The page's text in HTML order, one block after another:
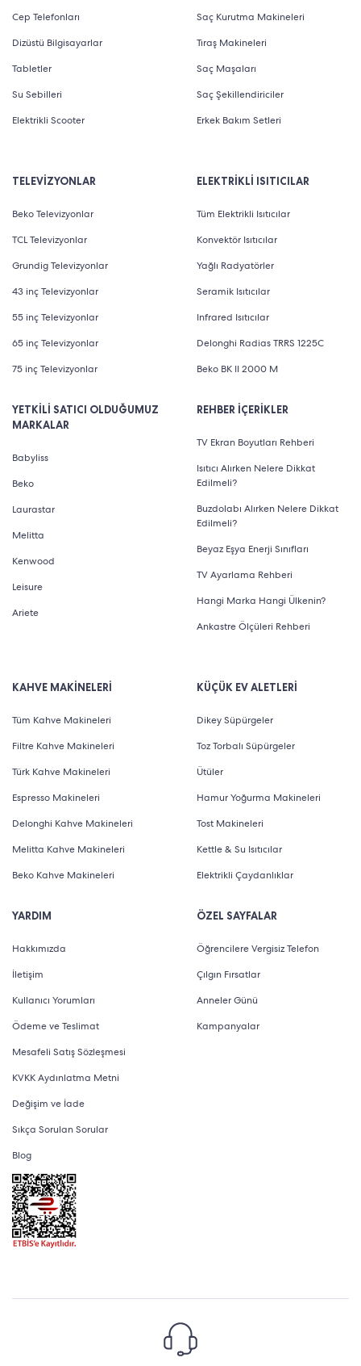
Cep Telefonları
Dizüstü Bilgisayarlar
Tabletler
Su Sebilleri
Elektrikli Scooter
Saç Kurutma Makineleri
Tıraş Makineleri
Saç Maşaları
Saç Şekillendiriciler
Erkek Bakım Setleri
TELEVİZYONLAR
Beko Televizyonlar
TCL Televizyonlar
Grundig Televizyonlar
43 inç Televizyonlar
55 inç Televizyonlar
65 inç Televizyonlar
75 inç Televizyonlar
YETKİLİ SATICI OLDUĞUMUZ
MARKALAR
Babyliss
Beko
Laurastar
Melitta
Kenwood
Leisure
Ariete
ELEKTRİKLİ ISITICILAR
Tüm Elektrikli Isıtıcılar
Konvektör Isıtıcılar
Yağlı Radyatörler
Seramik Isıtıcılar
Infrared Isıtıcılar
Delonghi Radias TRRS 1225C
Beko BK II 2000 M
REHBER İÇERİKLER
TV Ekran Boyutları Rehberi
Isıtıcı Alırken Nelere Dikkat
Edilmeli?
Buzdolabı Alırken Nelere Dikkat
Edilmeli?
Beyaz Eşya Enerji Sınıfları
TV Ayarlama Rehberi
Hangi Marka Hangi Ülkenin?
Ankastre Ölçüleri Rehberi
KAHVE MAKİNELERİ
Tüm Kahve Makineleri
Filtre Kahve Makineleri
Türk Kahve Makineleri
Espresso Makineleri
Delonghi Kahve Makineleri
Melitta Kahve Makineleri
Beko Kahve Makineleri
YARDIM
Hakkımızda
İletişim
Kullanıcı Yorumları
Ödeme ve Teslimat
Mesafeli Satış Sözleşmesi
KVKK Aydınlatma Metni
Değişim ve İade
Sıkça Sorulan Sorular
Blog
KÜÇÜK EV ALETLERİ
Dikey Süpürgeler
Toz Torbalı Süpürgeler
Ütüler
Hamur Yoğurma Makineleri
Tost Makineleri
Kettle & Su Isıtıcılar
Elektrikli Çaydanlıklar
ÖZEL SAYFALAR
Öğrencilere Vergisiz Telefon
Çılgın Fırsatlar
Anneler Günü
Kampanyalar